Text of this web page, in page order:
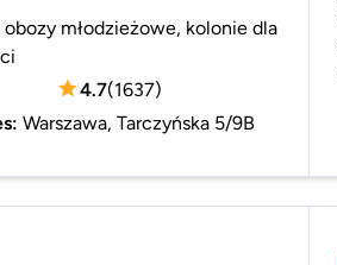
obozy młodzieżowe, kolonie dla
4.7(1637)
: Warszawa, Tarczyńska 5/9B